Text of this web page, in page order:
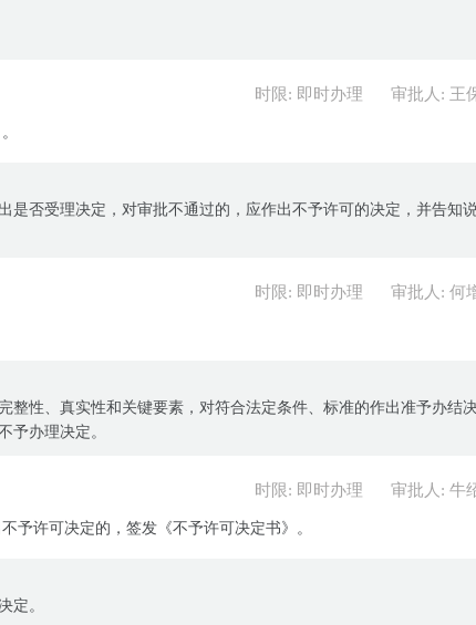
时限: 即时办理 审批人: 王
是否受理决定，对审批不通过的，应作出不予许可的决定，并告知
时限: 即时办理 审批人: 何
整性、真实性和关键要素，对符合法定条件、标准的作出准予办结
予办理决定。
时限: 即时办理 审批人: 牛
予许可决定的，签发《不予许可决定书》。
定。